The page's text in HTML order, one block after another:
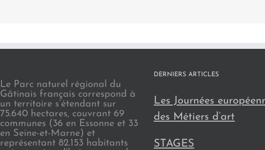
Le Parc naturel régional du
Gâtinais français correspond à
un territoire s’étendant sur
75.640 hectares, couvrant 69
communes (36 en Essonne et 33
en Seine-et-Marne) et
représentant 82.153 habitants
DERNIERS ARTICLES
Les Journées
des Métiers d’art
STAGES